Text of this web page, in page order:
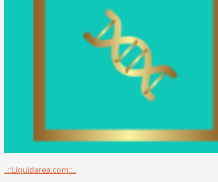
Menu
..::Liquidarea.com::..